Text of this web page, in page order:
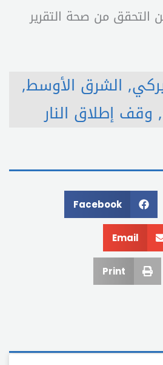
التحقق من صحة التقرير
, الشرق الأوسط,
, وقف إطلاق النار
Facebook
Email
Print